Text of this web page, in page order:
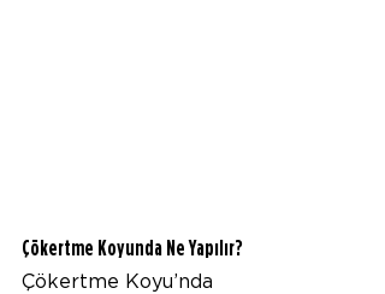
Çökertme Koyunda Ne Yapılır?
Çökertme Koyu’nda